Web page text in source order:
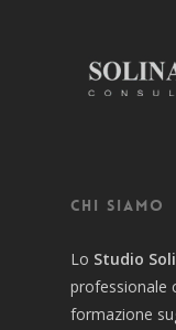
Chi siamo
Lo Studio
professionale
formazione